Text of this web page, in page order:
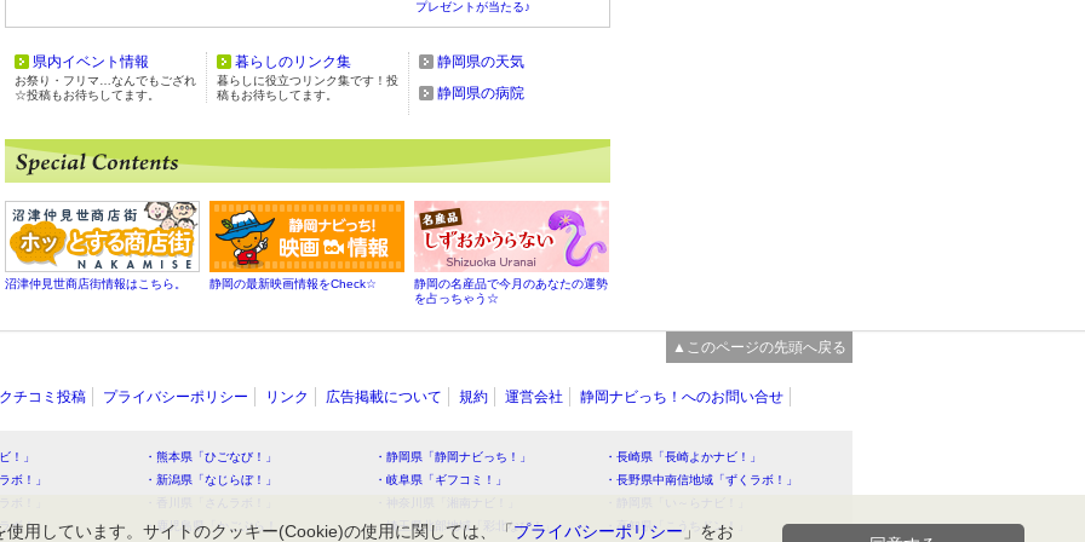
プレゼントが当たる♪
県内イベント情報
お祭り・フリマ…なんでもござれ
☆投稿もお待ちしてます。
暮らしのリンク集
暮らしに役立つリンク集です！投
稿もお待ちしてます。
静岡県の天気
静岡県の病院
沼津仲見世商店街情報はこちら。 静岡の最新映画情報をCheck☆
静岡の名産品で今月のあなたの運勢
を占っちゃう☆
▲このページの先頭へ戻る
チコミ投稿 プライバシーポリシー リンク 広告掲載について 規約 運営会社 静岡ナビっち！へのお問い合せ
！」 ・熊本県「ひごなび！」 ・静岡県「静岡ナビっち！」
・長崎県「長崎よかナビ！」
ボ！」
・新潟県「なじらぼ！」 ・岐阜県「ギフコミ！」
・長野県中南信地域「ずくラボ！」
ボ！」
・鹿児島県「かごぶら！」 ・埼玉県北部地域「彩北なび！」 ・高知県「こうちドン！」
用しています。サイトのクッキー(Cookie)の使用に関しては、「プライバシーポリシー 」をお